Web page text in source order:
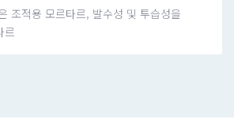
조적용 모르타르, 발수성 및 투습성을
르